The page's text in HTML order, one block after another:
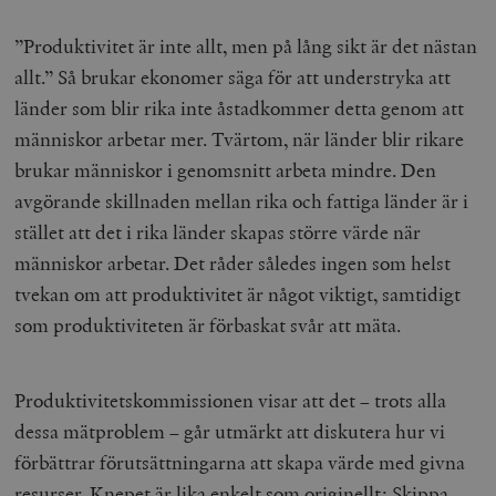
”Produktivitet är inte allt, men på lång sikt är det nästan
allt.” Så brukar ekonomer säga för att understryka att
länder som blir rika inte åstadkommer detta genom att
människor arbetar mer. Tvärtom, när länder blir rikare
brukar människor i genomsnitt arbeta mindre. Den
avgörande skillnaden mellan rika och fattiga länder är i
stället att det i rika länder skapas större värde när
människor arbetar. Det råder således ingen som helst
tvekan om att produktivitet är något viktigt, samtidigt
som produktiviteten är förbaskat svår att mäta.
Produktivitetskommissionen visar att det – trots alla
dessa mätproblem – går utmärkt att diskutera hur vi
förbättrar förutsättningarna att skapa värde med givna
woocommerce_items_in_cart
Automattic
timbro.se
wp_woocommerce_session_[abcdef0123456789]
{32}
.myfonts.net